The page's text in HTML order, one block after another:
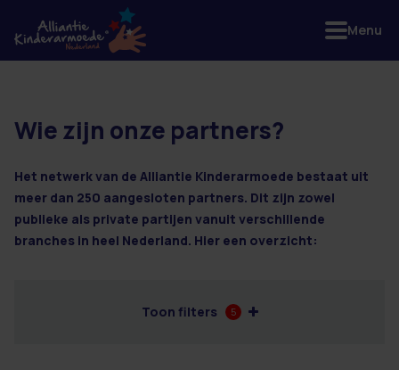
3 resultaten
Wie zijn onze partners?
Het netwerk van de Alliantie Kinderarmoede bestaat uit
meer dan 250 aangesloten partners. Dit zijn zowel
publieke als private partijen vanuit verschillende
branches in heel Nederland. Hier een overzicht:
Toon filters 5
Menu